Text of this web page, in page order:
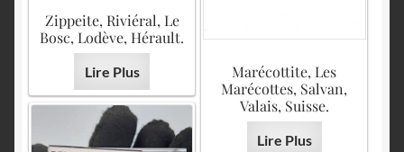
Zippeite, Riviéral, Le
Bosc, Lodève, Hérault.
Lire Plus
Marécottite, Les
Marécottes, Salvan,
Valais, Suisse.
Lire Plus